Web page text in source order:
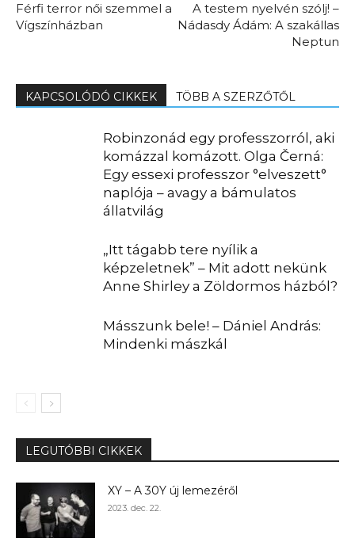
Férfi terror női szemmel a
Vígszínházban
A testem nyelvén szólj! –
Nádasdy Ádám: A szakállas
Neptun
KAPCSOLÓDÓ CIKKEK TÖBB A SZERZŐTŐL
Robinzonád egy professzorról, aki
komázzal komázott. Olga Černá:
Egy essexi professzor °elveszett°
naplója – avagy a bámulatos
állatvilág
„Itt tágabb tere nyílik a
képzeletnek” – Mit adott nekünk
Anne Shirley a Zöldormos házból?
Másszunk bele! – Dániel András:
Mindenki mászkál
LEGUTÓBBI CIKKEK
XY – A 30Y új lemezéről
2023. dec. 22.